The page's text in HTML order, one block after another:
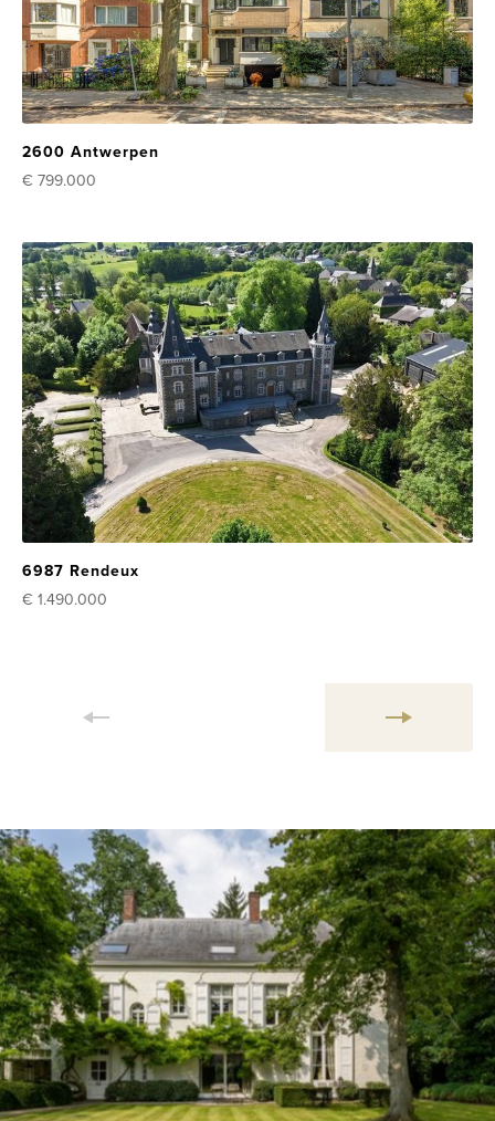
2600 Antwerpen
€ 799.000
6987 Rendeux
€ 1.490.000